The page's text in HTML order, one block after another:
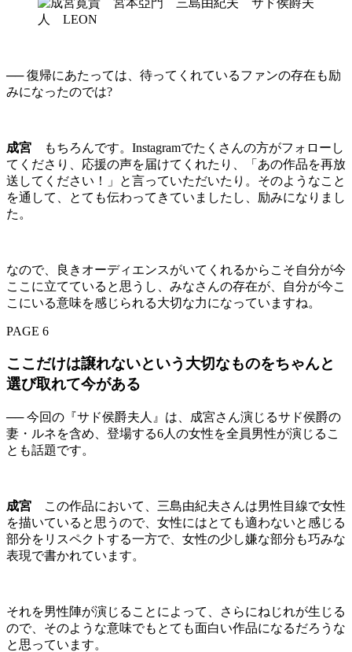
── 復帰にあたっては、待ってくれているファンの存在も励
みになったのでは?
成宮
もちろんです。Instagramでたくさんの方がフォローし
てくださり、応援の声を届けてくれたり、「あの作品を再放
送してください！」と言っていただいたり。そのようなこと
を通して、とても伝わってきていましたし、励みになりまし
た。
なので、良きオーディエンスがいてくれるからこそ自分が今
ここに立てていると思うし、みなさんの存在が、自分が今こ
こにいる意味を感じられる大切な力になっていますね。
PAGE 6
ここだけは譲れないという大切なものをちゃんと
選び取れて今がある
── 今回の『サド侯爵夫人』は、成宮さん演じるサド侯爵の
妻・ルネを含め、登場する6人の女性を全員男性が演じるこ
とも話題です。
成宮
この作品において、三島由紀夫さんは男性目線で女性
を描いていると思うので、女性にはとても適わないと感じる
部分をリスペクトする一方で、女性の少し嫌な部分も巧みな
表現で書かれています。
それを男性陣が演じることによって、さらにねじれが生じる
ので、そのような意味でもとても面白い作品になるだろうな
と思っています。